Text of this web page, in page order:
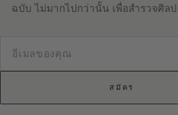
ฉบับ ไม่มากไปกว่านั้น เพื่อสำรวจศิล
สมัคร